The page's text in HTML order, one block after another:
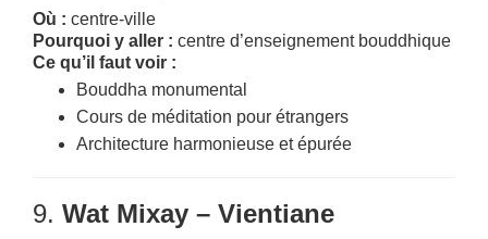
Où : centre-ville
Pourquoi y aller : centre d’enseignement bouddhique
Ce qu’il faut voir :
Bouddha monumental
Cours de méditation pour étrangers
Architecture harmonieuse et épurée
9. Wat Mixay – Vientiane